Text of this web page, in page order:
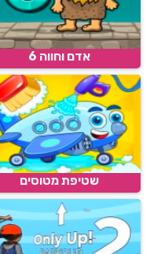
אדם וחווה 6
שטיפת מטוסים